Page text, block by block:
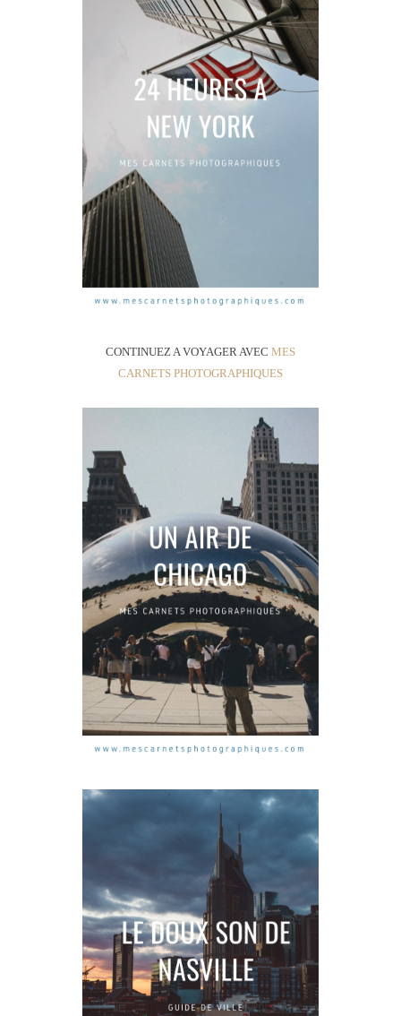
CONTINUEZ A VOYAGER AVEC MES
CARNETS PHOTOGRAPHIQUES